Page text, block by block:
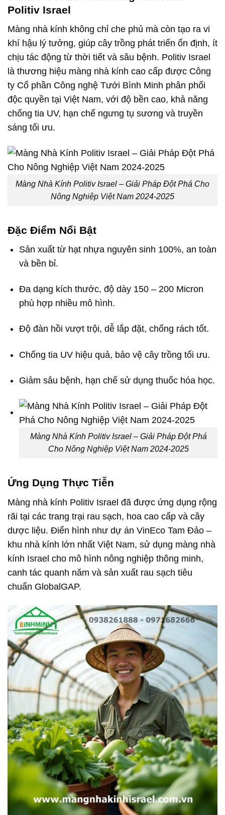
Politiv Israel
Màng nhà kính không chỉ che phủ mà còn tạo ra vi
khí hậu lý tưởng, giúp cây trồng phát triển ổn định, ít
chịu tác động từ thời tiết và sâu bệnh. Politiv Israel
là thương hiệu màng nhà kính cao cấp được Công
ty Cổ phần Công nghệ Tưới Bình Minh phân phối
độc quyền tại Việt Nam, với độ bền cao, khả năng
chống tia UV, hạn chế ngưng tụ sương và truyền
sáng tối ưu.
Màng Nhà Kính Politiv Israel – Giải Pháp Đột Phá Cho
Nông Nghiệp Việt Nam 2024-2025
Đặc Điểm Nổi Bật
Sản xuất từ hạt nhựa nguyên sinh 100%, an toàn
và bền bỉ.
Đa dạng kích thước, độ dày 150 – 200 Micron
phù hợp nhiều mô hình.
Độ đàn hồi vượt trội, dễ lắp đặt, chống rách tốt.
Chống tia UV hiệu quả, bảo vệ cây trồng tối ưu.
Giảm sâu bệnh, hạn chế sử dụng thuốc hóa học.
Màng Nhà Kính Politiv Israel – Giải Pháp Đột Phá
Cho Nông Nghiệp Việt Nam 2024-2025
Ứng Dụng Thực Tiễn
Màng nhà kính Politiv Israel đã được ứng dụng rộng
rãi tại các trang trại rau sạch, hoa cao cấp và cây
dược liệu. Điển hình như dự án VinEco Tam Đảo –
khu nhà kính lớn nhất Việt Nam, sử dụng màng nhà
kính Israel cho mô hình nông nghiệp thông minh,
canh tác quanh năm và sản xuất rau sạch tiêu
chuẩn GlobalGAP.